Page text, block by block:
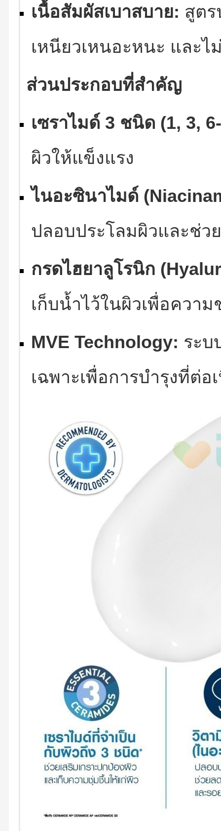
เนื้อสัมผัสเบาสบาย: สูต
เหนียวเหนอะหนะ และไ
ส่วนประกอบที่สำคัญ
เซราไมด์ 3 ชนิด (1, 3,
ผิวให้แข็งแรง
ไนอะซินาไมด์
ปลอบประโลมผิวและช่ว
กรดไฮยาลูโรนิก
เก็บน้ำไว้ในผิวเพื่อควา
MVE Technology: ระบ
เฉพาะเพื่อการบำรุงที่ต่